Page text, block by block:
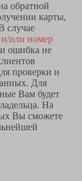
обратной
карты,
случае
или номер
ошибка не
проверки и
Для
Вам будет
На
Вы сможете